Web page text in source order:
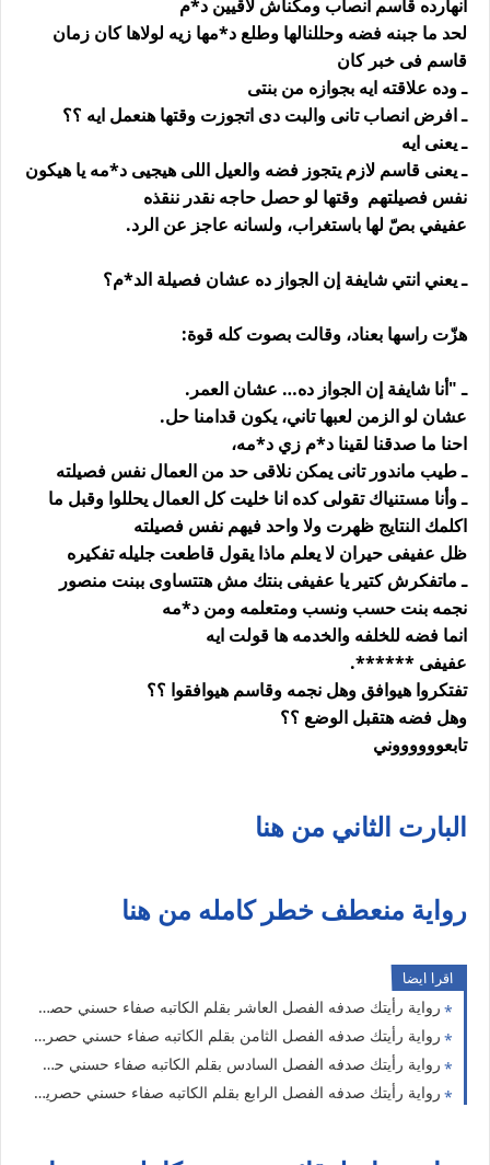
انهارده قاسم انصاب ومكناش لاقيين د*م
لحد ما جبنه فضه وحللنالها وطلع د*مها زيه لولاها كان زمان
قاسم فى خبر كان
ـ وده علاقته ايه بجوازه من بنتى
ـ افرض انصاب تانى والبت دى اتجوزت وقتها هنعمل ايه ؟؟
ـ يعنى ايه
ـ يعنى قاسم لازم يتجوز فضه والعيل اللى هيجيى د*مه يا هيكون
نفس فصيلتهم وقتها لو حصل حاجه نقدر ننقذه
عفيفي بصّ لها باستغراب، ولسانه عاجز عن الرد.
ـ يعني انتي شايفة إن الجواز ده عشان فصيلة الد*م؟
هزّت راسها بعناد، وقالت بصوت كله قوة:
ـ "أنا شايفة إن الجواز ده… عشان العمر.
عشان لو الزمن لعبها تاني، يكون قدامنا حل.
احنا ما صدقنا لقينا د*م زي د*مه،
ـ طيب ماندور تانى يمكن نلاقى حد من العمال نفس فصيلته
ـ وأنا مستنياك تقولى كده انا خليت كل العمال يحللوا وقبل ما
اكلمك النتايج ظهرت ولا واحد فيهم نفس فصيلته
ظل عفيفى حيران لا يعلم ماذا يقول قاطعت جليله تفكيره
ـ ماتفكرش كتير يا عفيفى بنتك مش هتتساوى ببنت منصور
نجمه بنت حسب ونسب ومتعلمه ومن د*مه
انما فضه للخلفه والخدمه ها قولت ايه
عفيفى ******.
تفتكروا هيوافق وهل نجمه وقاسم هيوافقوا ؟؟
وهل فضه هتقبل الوضع ؟؟
تابعووووووني
البارت الثاني من هنا
رواية منعطف خطر كامله من هنا
اقرا ايضا
رواية رأيتك صدفه الفصل العاشر بقلم الكاتبه صفاء حسني حصريه وجديده
رواية رأيتك صدفه الفصل الثامن بقلم الكاتبه صفاء حسني حصريه وجديده
رواية رأيتك صدفه الفصل السادس بقلم الكاتبه صفاء حسني حصريه وجديده
رواية رأيتك صدفه الفصل الرابع بقلم الكاتبه صفاء حسني حصريه وجديده